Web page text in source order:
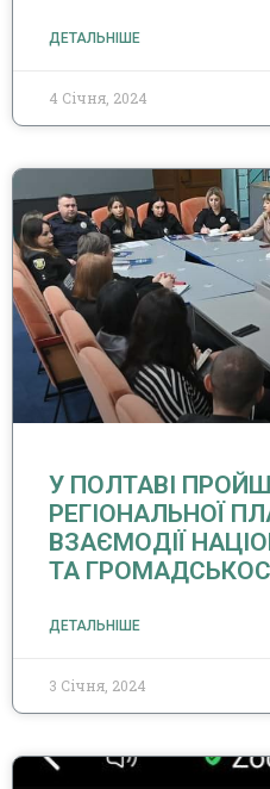
ДЕТАЛЬНІШЕ
4 Січня, 2024
У ПОЛТАВІ
РЕГІОНАЛЬНОЇ
ВЗАЄМОДІЇ
ТА
ДЕТАЛЬНІШЕ
3 Січня, 2024